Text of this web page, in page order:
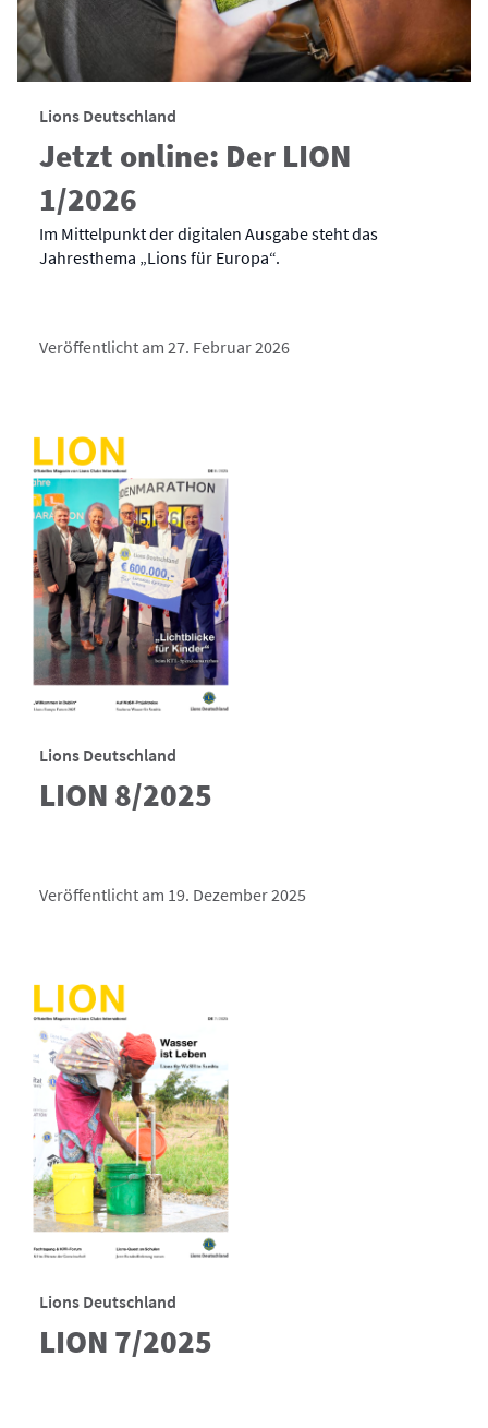
Lions Deutschland
Jetzt online: Der LION
1/2026
Im Mittelpunkt der digitalen Ausgabe steht das
Jahresthema „Lions für Europa“.
Veröffentlicht am 27. Februar 2026
Lions Deutschland
LION 8/2025
Veröffentlicht am 19. Dezember 2025
Lions Deutschland
LION 7/2025